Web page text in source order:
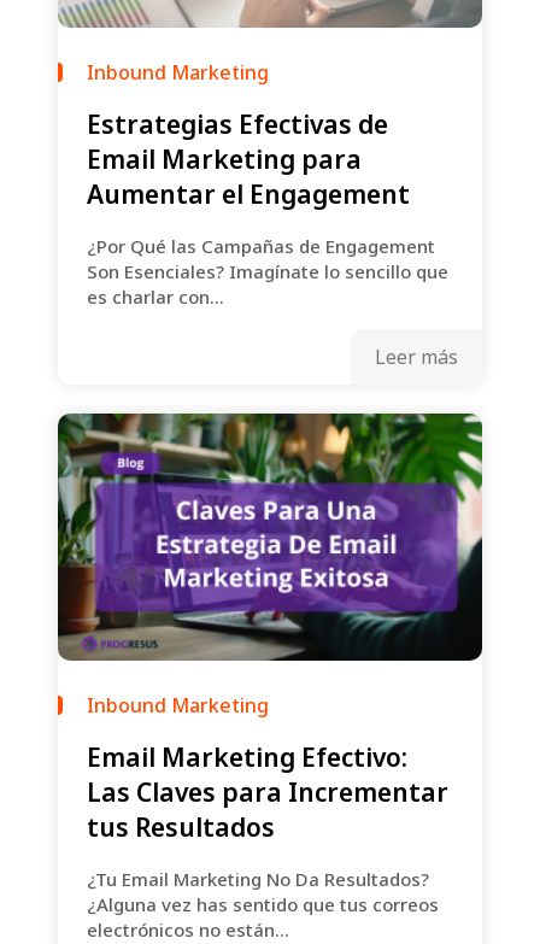
Inbound Marketing
Estrategias Efectivas de
Email Marketing para
Aumentar el Engagement
¿Por Qué las Campañas de Engagement
Son Esenciales? Imagínate lo sencillo que
es charlar con...
Leer más
Inbound Marketing
Email Marketing Efectivo:
Las Claves para Incrementar
tus Resultados
¿Tu Email Marketing No Da Resultados?
¿Alguna vez has sentido que tus correos
electrónicos no están...